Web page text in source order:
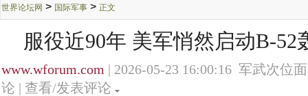
世界论坛网 > 国际军事 > 正文
服役近90年 美军悄然启动B-52
www.wforum.com | 2026-05-23 16:00:16 军武次位
论 | 查看/发表评论